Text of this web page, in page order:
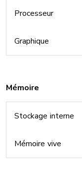
Processeur
Graphique
Mémoire
Stockage interne
Mémoire vive